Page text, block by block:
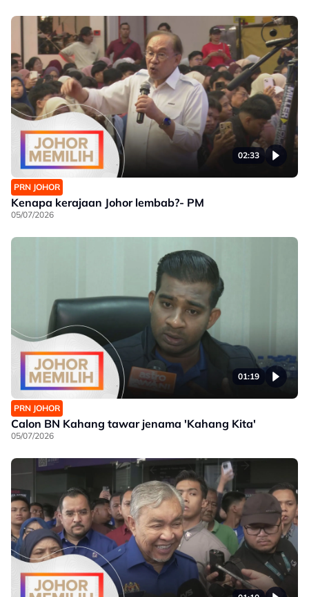
02:33
PRN JOHOR
Kenapa kerajaan Johor lembab?- PM
05/07/2026
01:19
PRN JOHOR
Calon BN Kahang tawar jenama 'Kahang Kita'
05/07/2026